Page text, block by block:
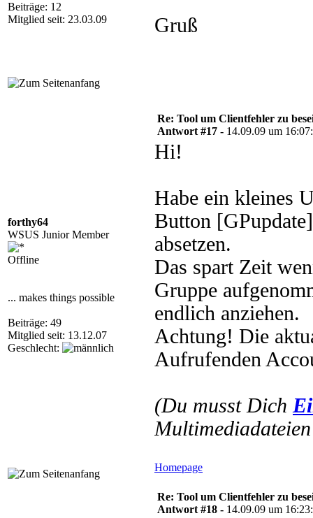
Beiträge: 12
Mitglied seit: 23.03.09
Gruß
forthy64
WSUS Junior Member
Offline
... makes things possible
Beiträge: 49
Mitglied seit: 13.12.07
Geschlecht:
Re: Tool um Clientfehler zu
Antwort #17 - 14.09.09 um
Hi!
Habe ein kleines
Button
absetzen.
Das spart Zeit
Gruppe
endlich anziehen.
Achtung! Die
Aufrufenden
(Du musst Dich
Homepage
Re: Tool um Clientfehler zu
Antwort #18 - 14.09.09 um